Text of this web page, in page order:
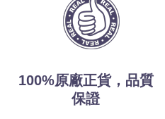
100%原廠正貨，品質
保證